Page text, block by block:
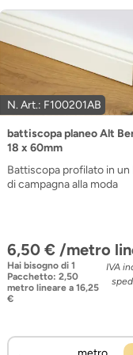
N. Art.: F100201AB
battiscopa planeo Alt
18 x 60mm
Battiscopa profilato in un
di campagna alla moda
6,50 € /metro
Hai bisogno di 1
Pacchetto: 2,50
metro lineare a 16,25
€
IVA